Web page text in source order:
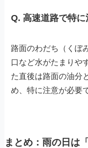
Q. 高速道路で特に
路面のわだち（くぼ
口など水がたまりや
た直後は路面の油分
め、特に注意が必要
まとめ：雨の日は